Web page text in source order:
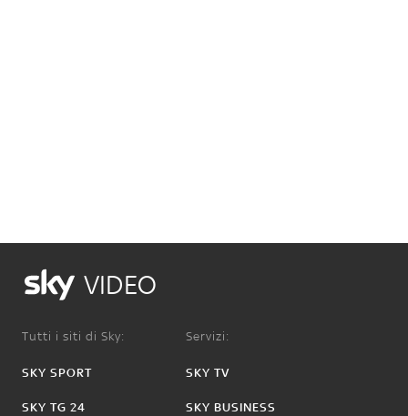
VIDEO
Tutti i siti di Sky:
SKY SPORT
SKY TG 24
Servizi:
SKY TV
SKY BUSINESS